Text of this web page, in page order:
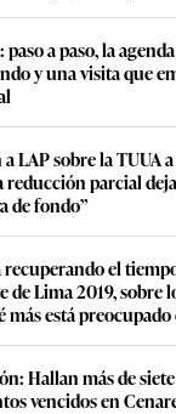
a paso, la
y una visita que
LAP sobre la TUUA a
parcial
de fondo”
el
de Lima 2019, sobre
más está
Hallan más de
vencidos en